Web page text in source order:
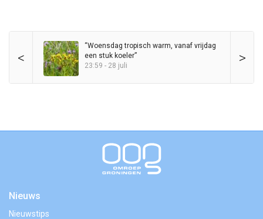
< >
“Woensdag tropisch warm, vanaf vrijdag
een stuk koeler”
23:59 - 28 juli
Nieuws
Nieuwstips